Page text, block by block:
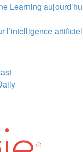
Learning
l’intelligence